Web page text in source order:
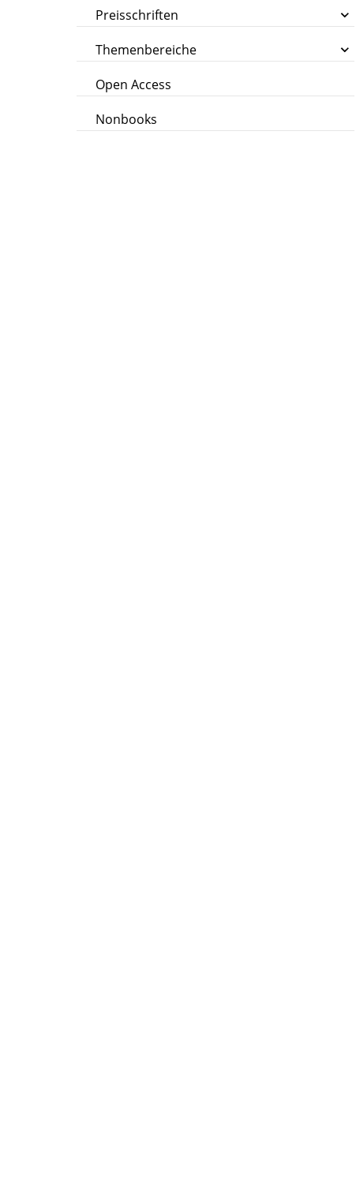
Preisschriften
Themenbereiche
Open Access
Nonbooks